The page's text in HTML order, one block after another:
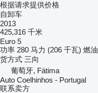
根据请求提供价格
自卸车
2013
425,316 千米
Euro 5
功率 280 马力 (206 千瓦) 燃油
货方式 三向
葡萄牙, Fátima
Auto Coelhinhos - Portugal
联系卖方